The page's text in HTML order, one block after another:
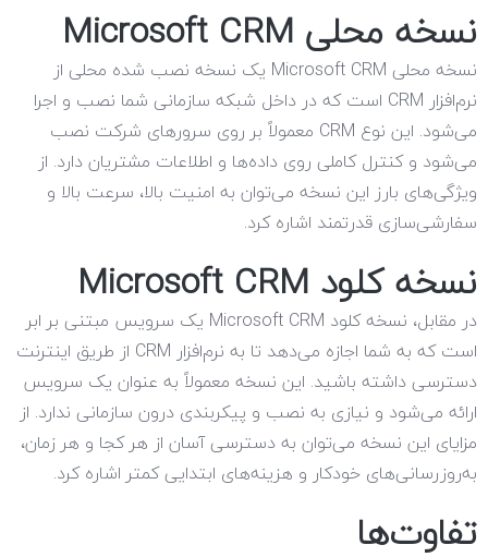
نسخه محلی Microsoft CRM
نسخه محلی Microsoft CRM یک نسخه نصب شده محلی از
نرم‌افزار CRM است که در داخل شبکه سازمانی شما نصب و اجرا
می‌شود. این نوع CRM معمولاً بر روی سرورهای شرکت نصب
می‌شود و کنترل کاملی روی داده‌ها و اطلاعات مشتریان دارد. از
ویژگی‌های بارز این نسخه می‌توان به امنیت بالا، سرعت بالا و
سفارشی‌سازی قدرتمند اشاره کرد.
نسخه کلود Microsoft CRM
در مقابل، نسخه کلود Microsoft CRM یک سرویس مبتنی بر ابر
است که به شما اجازه می‌دهد تا به نرم‌افزار CRM از طریق اینترنت
دسترسی داشته باشید. این نسخه معمولاً به عنوان یک سرویس
ارائه می‌شود و نیازی به نصب و پیکربندی درون سازمانی ندارد. از
مزایای این نسخه می‌توان به دسترسی آسان از هر کجا و هر زمان،
به‌روزرسانی‌های خودکار و هزینه‌های ابتدایی کمتر اشاره کرد.
تفاوت‌ها